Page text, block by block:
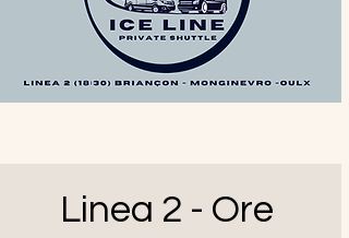
Linea 2 - Ore